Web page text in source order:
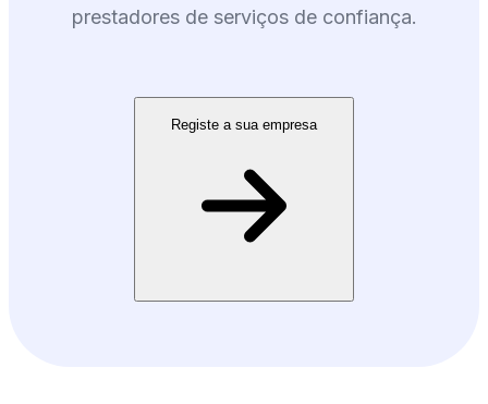
prestadores de serviços de confiança.
Registe a sua empresa